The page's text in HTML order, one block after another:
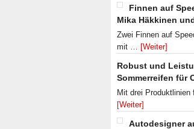
Finnen auf
Mika Häkkinen
Zwei Finnen auf
mit … [Weiter]
Robust und
Sommerreifen für
Mit drei
[Weiter]
Autodesigner